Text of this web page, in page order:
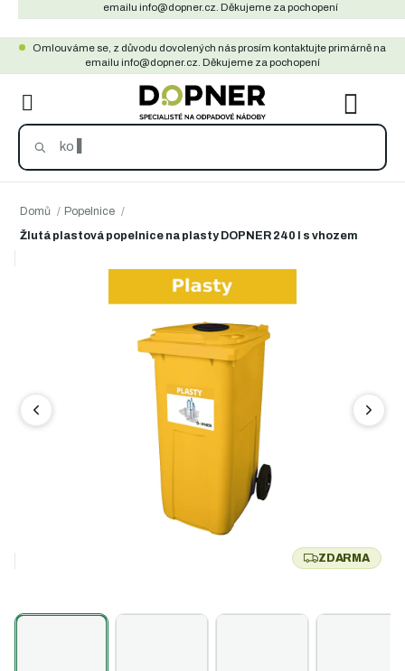
obsah
emailu info@dopner.cz. Děkujeme za pochopení
Omlouváme se, z důvodu dovolených nás prosím kontaktujte primárně na
emailu info@dopner.cz. Děkujeme za pochopení
KOŠÍK
Domů / Popelnice /
Žlutá plastová popelnice na plasty DOPNER 240 l s vhozem
Z
M
ZDARMA